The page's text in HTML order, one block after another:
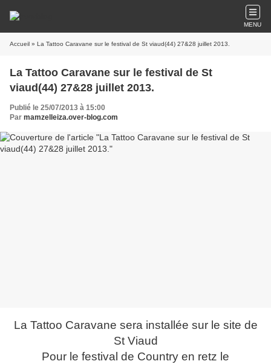
MENU
Accueil » La Tattoo Caravane sur le festival de St viaud(44) 27&28 juillet 2013.
La Tattoo Caravane sur le festival de St
viaud(44) 27&28 juillet 2013.
Publié le 25/07/2013 à 15:00
Par mamzelleiza.over-blog.com
La Tattoo Caravane sera installée sur le site de
St Viaud
Pour le festival de Country en retz le